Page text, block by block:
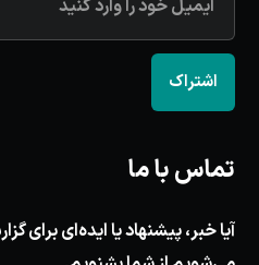
اشتراک
تماس با ما
آیا خبر، پیشنهاد یا ایده‌ای برای